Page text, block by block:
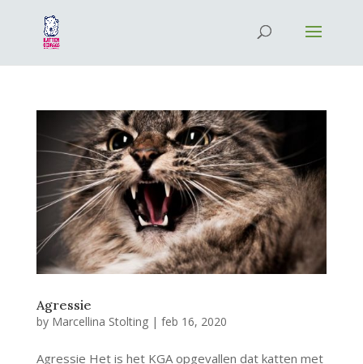
Agressie
by Marcellina Stolting| feb 16, 2020
Agressie Het is het KGA opgevallen dat katten met